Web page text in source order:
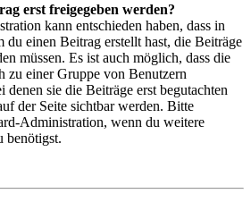
erst freigegeben werden?
kann entschieden haben, dass in
du einen Beitrag erstellt hast, die Beiträge
müssen. Es ist auch möglich, dass die
zu einer Gruppe von Benutzern
denen sie die Beiträge erst begutachten
der Seite sichtbar werden. Bitte
Administration, wenn du weitere
benötigst.